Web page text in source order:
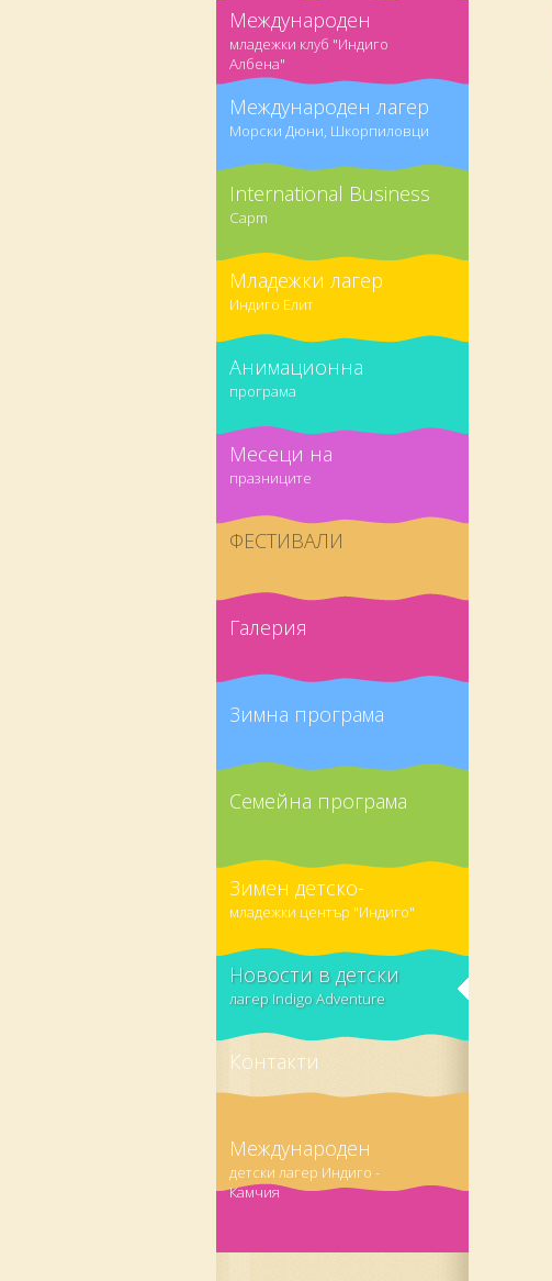
Международен
младежки клуб "Индиго
Албена"
Международен лагер
Морски Дюни, Шкорпиловци
International Business
Capm
Младежки лагер
Индиго Елит
Анимационна
програма
Месеци на
празниците
ФЕСТИВАЛИ
Галерия
Зимна програма
Семейна програма
Зимен детско-
младежки център "Индиго"
Новости в детски
лагер Indigo Adventure
Контакти
Международен
детски лагер Индиго -
Камчия